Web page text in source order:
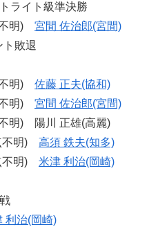
ライト級準決勝
明) 宮間 佐治郎(宮間)
敗退
明) 佐藤 正夫(協和)
明) 宮間 佐治郎(宮間)
明) 陽川 正雄(高麗)
不明) 高須 鉄夫(知多)
不明) 米津 利治(岡崎)
利治(岡崎)